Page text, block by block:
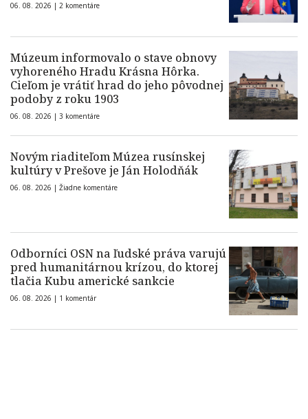
06. 08. 2026 | 2 komentáre
Múzeum informovalo o stave obnovy
vyhoreného Hradu Krásna Hôrka.
Cieľom je vrátiť hrad do jeho pôvodnej
podoby z roku 1903
06. 08. 2026 | 3 komentáre
Novým riaditeľom Múzea rusínskej
kultúry v Prešove je Ján Holodňák
06. 08. 2026 | Žiadne komentáre
Odborníci OSN na ľudské práva varujú
pred humanitárnou krízou, do ktorej
tlačia Kubu americké sankcie
06. 08. 2026 | 1 komentár